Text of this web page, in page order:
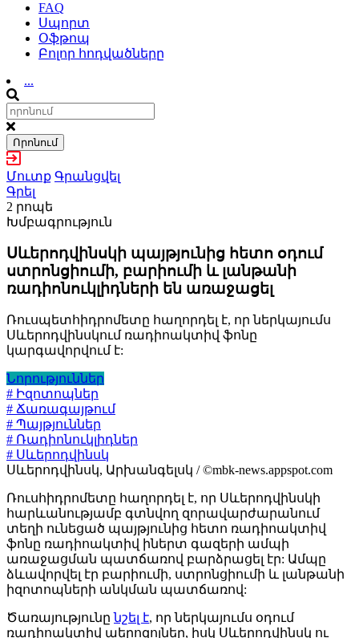
FAQ
Սպորտ
Օֆթոպ
Բոլոր հոդվածները
...
Որոնում
Մուտք Գրանցվել
Գրել
2 րոպե
Խմբագրություն
Սևերոդվինսկի պայթյունից հետո օդում
ստրոնցիումի, բարիումի և լանթանի
ռադիոնուկլիդների են առաջացել
Ռուսպետհիդրոմետը հաղորդել է, որ ներկայումս
Սևերոդվինսկում ռադիոակտիվ ֆոնը
կարգավորվում է:
Նորություններ
# Իզոտոպներ
# Ճառագայթում
# Պայթյուններ
# Ռադիոնուկլիդներ
# Սևերոդվինսկ
Սևերոդվինսկ, Արխանգելսկ / ©mbk-news.appspot.com
Ռուսհիդրոմետը հաղորդել է, որ Սևերոդվինսկի
հարևանությամբ գտնվող զորավարժարանում
տեղի ունեցած պայթյունից հետո ռադիոակտիվ
ֆոնը ռադիոակտիվ իներտ գազերի ամպի
առաջացման պատճառով բարձրացել էր: Ամպը
ձևավորվել էր բարիումի, ստրոնցիումի և լանթանի
իզոտոպների անկման պատճառով:
Ծառայությունընշել է, որ ներկայումս օդում
ռադիոակտիվ աերոզոլներ, իսկ Սևերոդվինսկ ու